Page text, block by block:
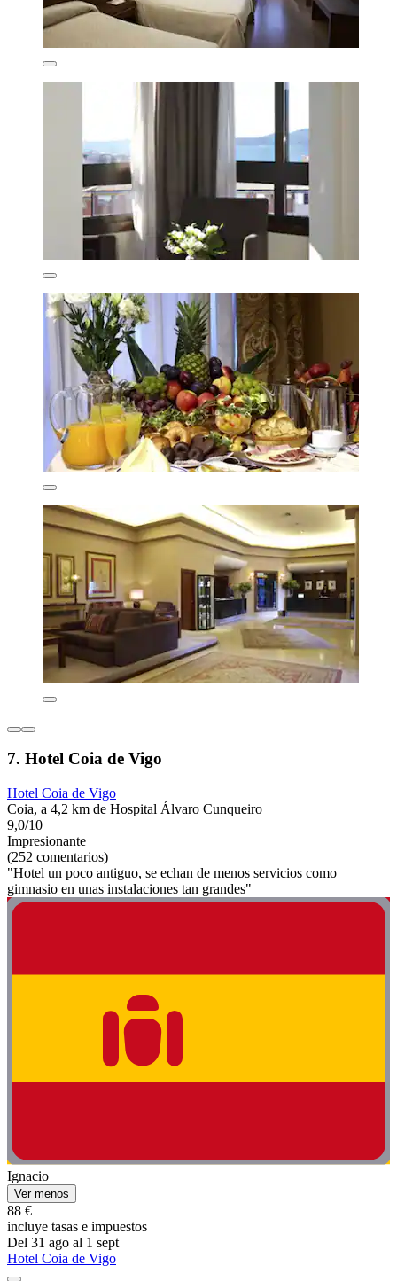
7. Hotel Coia de Vigo
Hotel Coia de Vigo
Coia, a 4,2 km de Hospital Álvaro Cunqueiro
9,0/10
Impresionante
(252 comentarios)
"Hotel un poco antiguo, se echan de menos servicios como
gimnasio en unas instalaciones tan grandes"
Ignacio
Ver menos
88 €
incluye tasas e impuestos
Del 31 ago al 1 sept
Hotel Coia de Vigo